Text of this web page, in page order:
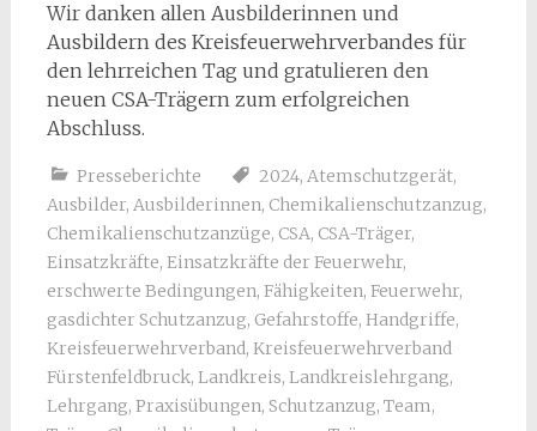
Wir danken allen Ausbilderinnen und
Ausbildern des Kreisfeuerwehrverbandes für
den lehrreichen Tag und gratulieren den
neuen CSA-Trägern zum erfolgreichen
Abschluss.
Presseberichte 2024, Atemschutzgerät,
Ausbilder, Ausbilderinnen, Chemikalienschutzanzug,
Chemikalienschutzanzüge, CSA, CSA-Träger,
Einsatzkräfte, Einsatzkräfte der Feuerwehr,
erschwerte Bedingungen, Fähigkeiten, Feuerwehr,
gasdichter Schutzanzug, Gefahrstoffe, Handgriffe,
Kreisfeuerwehrverband, Kreisfeuerwehrverband
Fürstenfeldbruck, Landkreis, Landkreislehrgang,
Lehrgang, Praxisübungen, Schutzanzug, Team,